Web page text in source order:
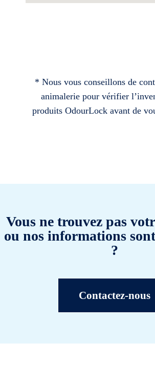
* Nous vous conseillons de
animalerie pour vérifier
produits OdourLock avant de
Vous ne trouvez pas
ou nos informations
?
Contactez-nous